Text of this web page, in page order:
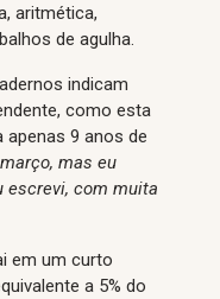
aritmética,
de agulha.
indicam
como esta
apenas 9 anos de
mas eu
escrevi, com muita
em um curto
a 5% do